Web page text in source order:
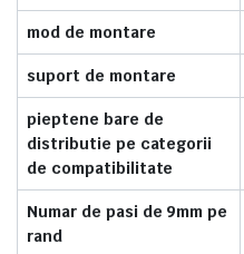
mod de montare
suport de montare
pieptene bare de
distributie pe categorii
de compatibilitate
Numar de pasi de 9mm pe
rand